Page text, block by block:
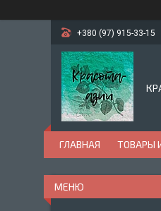
+380 (97) 915-33-15
ГЛАВНАЯ ТОВАРЫ